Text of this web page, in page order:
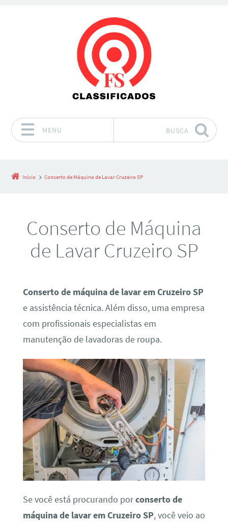
MENU BUSCA
Início Conserto de Máquina de Lavar Cruzeiro SP
Conserto de Máquina
de Lavar Cruzeiro SP
Conserto de máquina de lavar em Cruzeiro SP
e assistência técnica. Além disso, uma empresa
com profissionais especialistas em
manutenção de lavadoras de roupa.
Se você está procurando porconserto de
máquina de lavar em Cruzeiro SP, você veio ao